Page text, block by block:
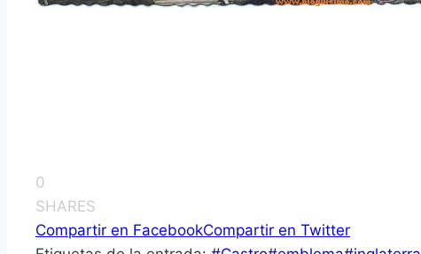
0
SHARES
Compartir en FacebookCompartir en Twitter